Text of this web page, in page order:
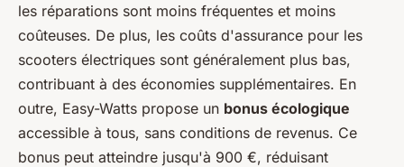
les réparations sont moins fréquentes et moins
coûteuses. De plus, les coûts d'assurance pour les
scooters électriques sont généralement plus bas,
contribuant à des économies supplémentaires. En
outre, Easy-Watts propose un bonus écologique
accessible à tous, sans conditions de revenus. Ce
bonus peut atteindre jusqu'à 900 €, réduisant